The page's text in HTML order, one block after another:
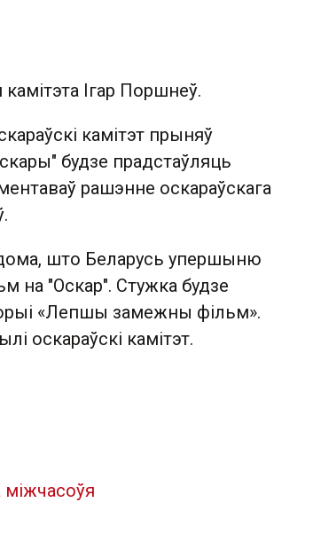
Ігар Поршнеў.
камітэт прыняў
будзе прадстаўляць
рашэнне оскараўскага
што Беларусь упершыню
на "Оскар". Стужка будзе
«Лепшы замежны фільм».
оскараўскі камітэт.